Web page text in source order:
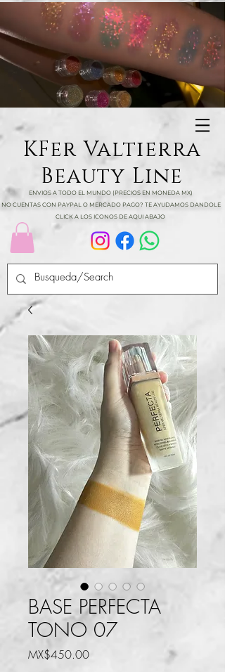
KFer Valtierra
Beauty Line
ENVIOS A TODO EL MUNDO (PRECIOS EN MONEDA MX)
NO CUENTAS CON PAYPAL O MERCADO PAGO? TE AYUDAMOS DANDOLE
CLICK A LOS ICONOS DE AQUI ABAJO
BASE PERFECTA
TONO 07
MX$450.00Price